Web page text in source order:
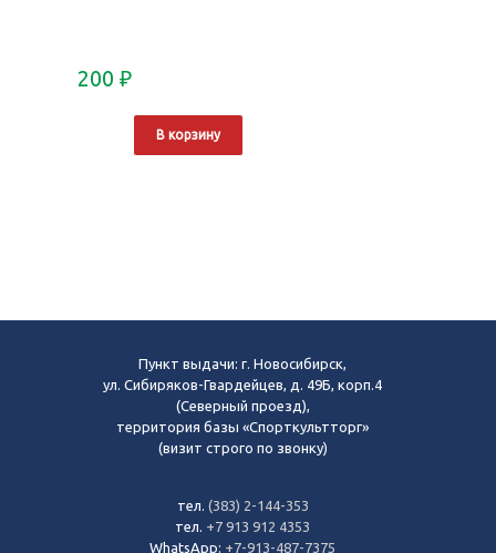
200 ₽
В корзину
Пункт выдачи: г. Новосибирск,
ул. Сибиряков-Гвардейцев, д. 49Б, корп.4
(Северный проезд),
территория базы «Спорткультторг»
(визит строго по звонку)
тел. (383) 2-144-353
тел. +7 913 912 4353
WhatsApp: +7-913-487-7375